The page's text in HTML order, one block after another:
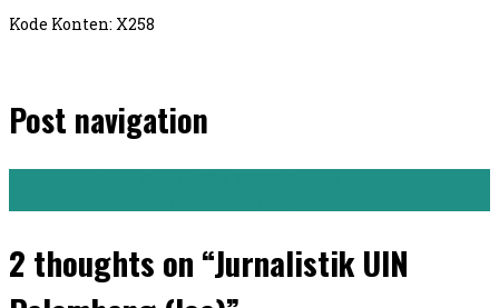
Kode Konten: X258
Post navigation
2 thoughts on “Jurnalistik UIN